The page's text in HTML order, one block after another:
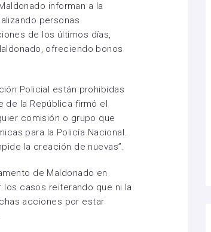
informan a la
personas
de los últimos días,
ofreciendo bonos
Policial están prohibidas
de la República firmó el
comisión o grupo que
para la Policía Nacional.
la creación de nuevas”.
de Maldonado en
casos reiterando que ni la
acciones por estar